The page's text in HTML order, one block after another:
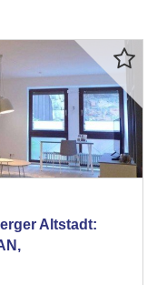
Altstadt: